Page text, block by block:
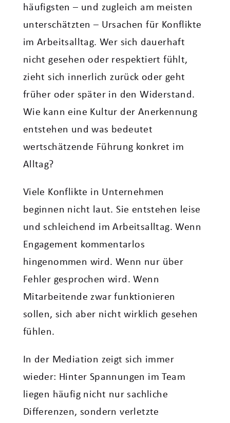
häufigsten – und zugleich am meisten
unterschätzten – Ursachen für Konflikte
im Arbeitsalltag. Wer sich dauerhaft
nicht gesehen oder respektiert fühlt,
zieht sich innerlich zurück oder geht
früher oder später in den Widerstand.
Wie kann eine Kultur der Anerkennung
entstehen und was bedeutet
wertschätzende Führung konkret im
Alltag?
Viele Konflikte in Unternehmen
beginnen nicht laut. Sie entstehen leise
und schleichend im Arbeitsalltag. Wenn
Engagement kommentarlos
hingenommen wird. Wenn nur über
Fehler gesprochen wird. Wenn
Mitarbeitende zwar funktionieren
sollen, sich aber nicht wirklich gesehen
fühlen.
In der Mediation zeigt sich immer
wieder: Hinter Spannungen im Team
liegen häufig nicht nur sachliche
Differenzen, sondern verletzte